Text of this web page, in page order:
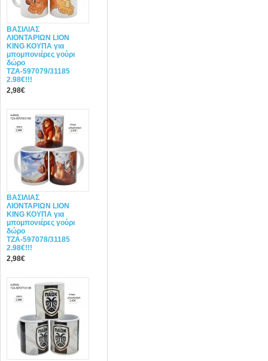
ΒΑΣΙΛΙΑΣ
ΛΙΟΝΤΑΡΙΩΝ LION
KING ΚΟΥΠΑ για
μπομπονιέρες γούρι
δώρο
ΤΖΑ-597079/31185
2.98€!!!
2,98€
ΒΑΣΙΛΙΑΣ
ΛΙΟΝΤΑΡΙΩΝ LION
KING ΚΟΥΠΑ για
μπομπονιέρες γούρι
δώρο
ΤΖΑ-597078/31185
2.98€!!!
2,98€